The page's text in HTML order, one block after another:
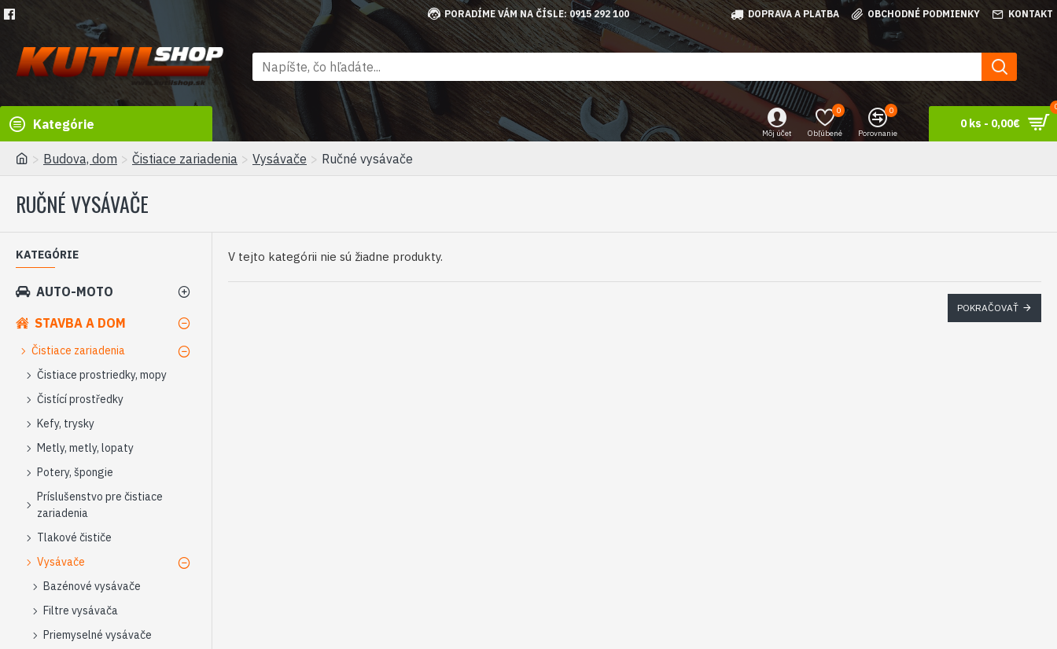
PORADÍME VÁM NA ČÍSLE: 0915 292 100 DOPRAVA A PLATBA OBCHODNÉ PODMIENKY KONTAKT
Kategórie
Môj účet Obľúbené
0
Porovnanie
0
0 ks - 0,00€
Budova, dom Čistiace zariadenia Vysávače Ručné vysávače
RUČNÉ VYSÁVAČE
KATEGÓRIE
AUTO-MOTO
STAVBA A DOM
Čistiace zariadenia
Čistiace prostriedky, mopy
Čistící prostředky
Kefy, trysky
Metly, metly, lopaty
Potery, špongie
Príslušenstvo pre čistiace
zariadenia
Tlakové čističe
Vysávače
Bazénové vysávače
Filtre vysávača
Priemyselné vysávače
V tejto kategórii nie sú žiadne produkty.
POKRAČOVAŤ